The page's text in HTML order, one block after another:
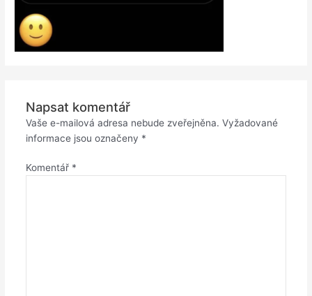
Napsat komentář
Vaše e-mailová adresa nebude zveřejněna. Vyžadované
informace jsou označeny *
Komentář *